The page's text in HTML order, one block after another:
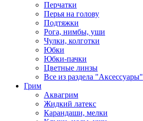
Перчатки
Перья на голову
Подтяжки
Рога, нимбы, уши
Чулки, колготки
Юбки
Юбки-пачки
Цветные линзы
Все из раздела "Аксессуары"
Грим
Аквагрим
Жидкий латекс
Карандаши, мелки